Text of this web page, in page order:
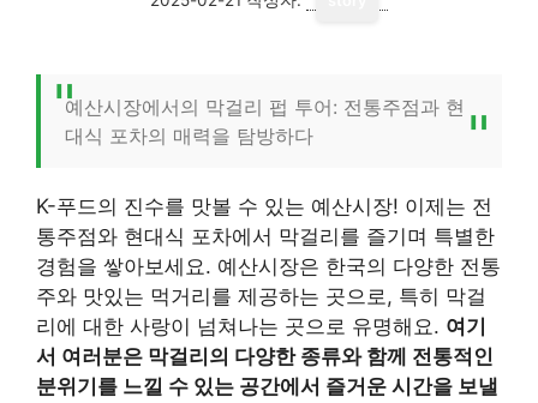
예산시장에서의 막걸리 펍 투어: 전통주점과 현
대식 포차의 매력을 탐방하다
K-푸드의 진수를 맛볼 수 있는 예산시장! 이제는 전
통주점와 현대식 포차에서 막걸리를 즐기며 특별한
경험을 쌓아보세요. 예산시장은 한국의 다양한 전통
주와 맛있는 먹거리를 제공하는 곳으로, 특히 막걸
리에 대한 사랑이 넘쳐나는 곳으로 유명해요. 여기
서 여러분은 막걸리의 다양한 종류와 함께 전통적인
분위기를 느낄 수 있는 공간에서 즐거운 시간을 보낼